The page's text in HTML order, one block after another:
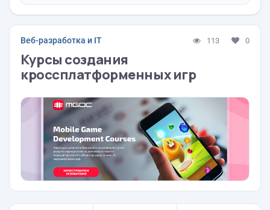
Веб-разработка и IT 113 0
Курсы создания
кроссплатформенных игр